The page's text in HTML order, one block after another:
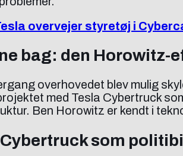
overvejer styretøj i
bag: den Horowitz-
overhovedet blev mulig
med Tesla Cybertruck
Ben Horowitz er kendt i
Cybertruck som